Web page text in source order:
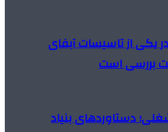
در یکی از تاسیسات آبفای
بررسی است
دستاوردهای بنیاد